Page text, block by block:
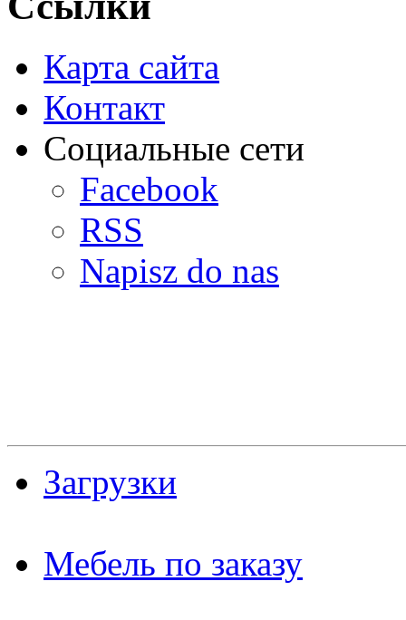
Карта сайта
Контакт
Социальные сети
Facebook
RSS
Napisz do nas
Загрузки
Мебель по заказу